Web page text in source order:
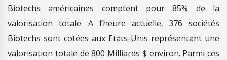
Biotechs américaines comptent pour 85% de la
valorisation totale. A l’heure actuelle, 376 sociétés
Biotechs sont cotées aux Etats-Unis représentant une
valorisation totale de 800 Milliards $ environ. Parmi ces